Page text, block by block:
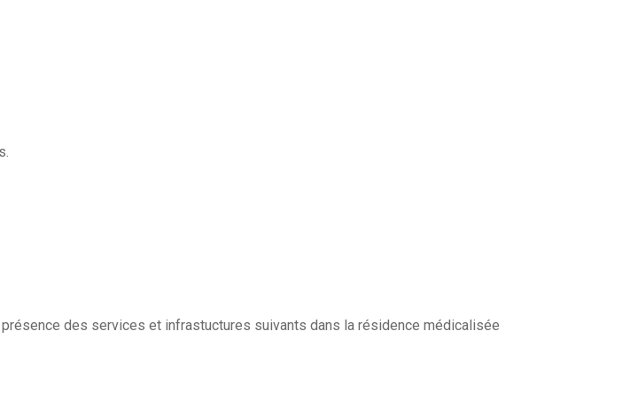
des services et infrastuctures suivants dans la résidence médicalisée